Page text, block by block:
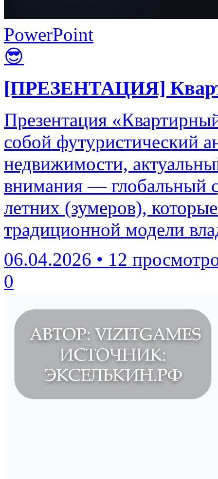
PowerPoint
😎
[ПРЕЗЕНТАЦИЯ]
Презентация
собой футуристический
недвижимости,
внимания — глобальный
летних (зумеров),
традиционной модели
06.04.2026 • 12
0